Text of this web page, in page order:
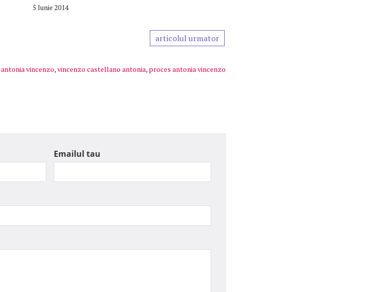
5 Iunie 2014
articolul urmator
antonia vincenzo,vincenzo castellano antonia, proces antonia vincenzo
Emailul tau